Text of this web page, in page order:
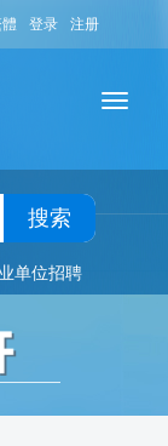
登录 注册
搜索
单位招聘